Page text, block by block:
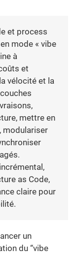
et process
mode « vibe
à
et
vélocité et la
mettre en
modulariser
as Code,
claire pour
un
du “vibe